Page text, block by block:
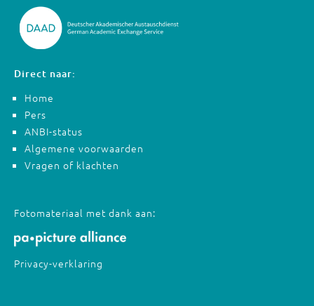
Direct naar:
Home
Pers
ANBI-status
Algemene voorwaarden
Vragen of klachten
Fotomateriaal met dank aan:
Privacy-verklaring